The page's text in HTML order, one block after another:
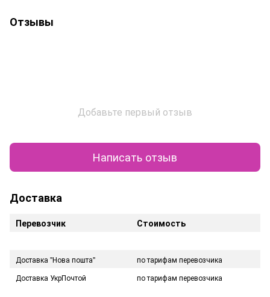
Отзывы
Добавьте первый отзыв
Написать отзыв
Доставка
Перевозчик Стоимость
Доставка "Нова пошта"
по тарифам перевозчика
Доставка УкрПочтой
по тарифам перевозчика